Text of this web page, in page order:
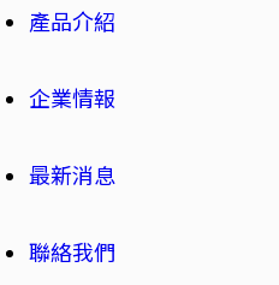
產品介紹
企業情報
最新消息
聯絡我們